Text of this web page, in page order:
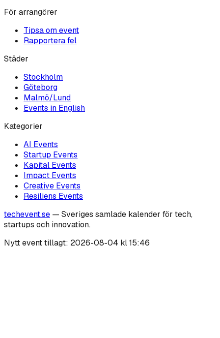
För arrangörer
Tipsa om event
Rapportera fel
Städer
Stockholm
Göteborg
Malmö/Lund
Events in English
Kategorier
AI Events
Startup Events
Kapital Events
Impact Events
Creative Events
Resiliens Events
techevent.se — Sveriges samlade kalender för tech,
startups och innovation.
Nytt event tillagt: 2026-08-04 kl 15:46